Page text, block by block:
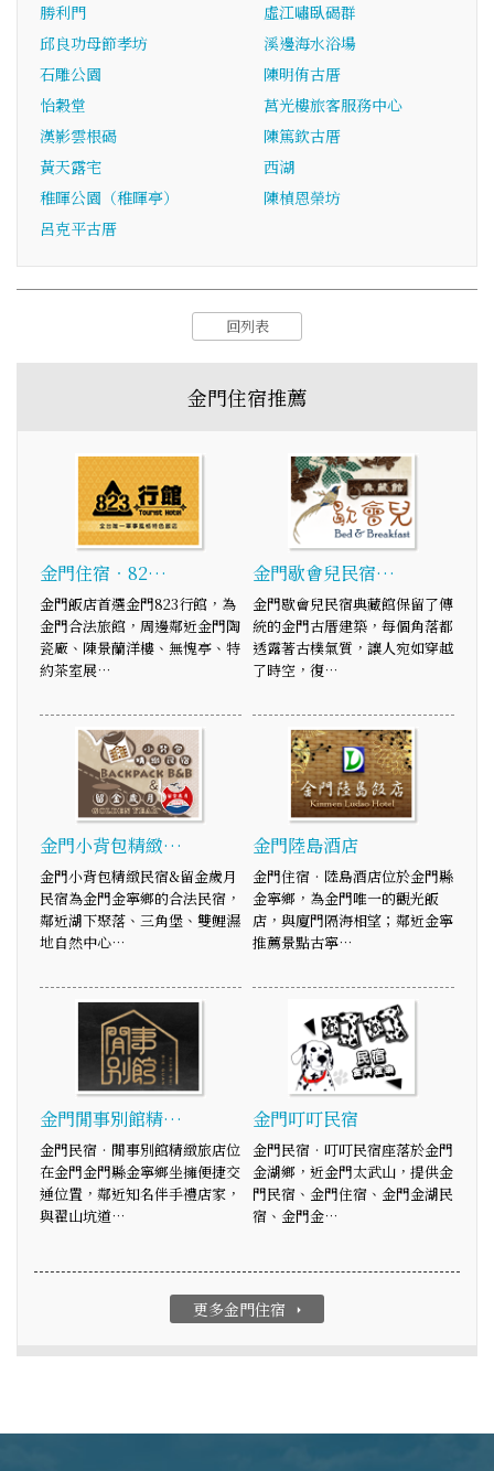
勝利門
虛江嘯臥碣群
邱良功母節孝坊
溪邊海水浴場
石雕公園
陳明侑古厝
怡穀堂
莒光樓旅客服務中心
漢影雲根碣
陳篤欽古厝
黃天露宅
西湖
稚暉公園（稚暉亭）
陳楨恩榮坊
呂克平古厝
回列表
金門住宿推薦
金門住宿‧82…
金門飯店首選金門823行館，為
金門合法旅館，周邊鄰近金門陶
瓷廠、陳景蘭洋樓、無愧亭、特
約茶室展…
金門歇會兒民宿…
金門歇會兒民宿典藏館保留了傳
統的金門古厝建築，每個角落都
透露著古樸氣質，讓人宛如穿越
了時空，復…
金門小背包精緻…
金門小背包精緻民宿&留金歲月
民宿為金門金寧鄉的合法民宿，
鄰近湖下聚落、三角堡、雙鯉濕
地自然中心…
金門陸島酒店
金門住宿‧陸島酒店位於金門縣
金寧鄉，為金門唯一的觀光飯
店，與廈門隔海相望；鄰近金寧
推薦景點古寧…
金門閒事別館精…
金門民宿‧閒事別館精緻旅店位
在金門金門縣金寧鄉坐擁便捷交
通位置，鄰近知名伴手禮店家，
與翟山坑道…
金門叮叮民宿
金門民宿‧叮叮民宿座落於金門
金湖鄉，近金門太武山，提供金
門民宿、金門住宿、金門金湖民
宿、金門金…
更多金門住宿 arrow_right